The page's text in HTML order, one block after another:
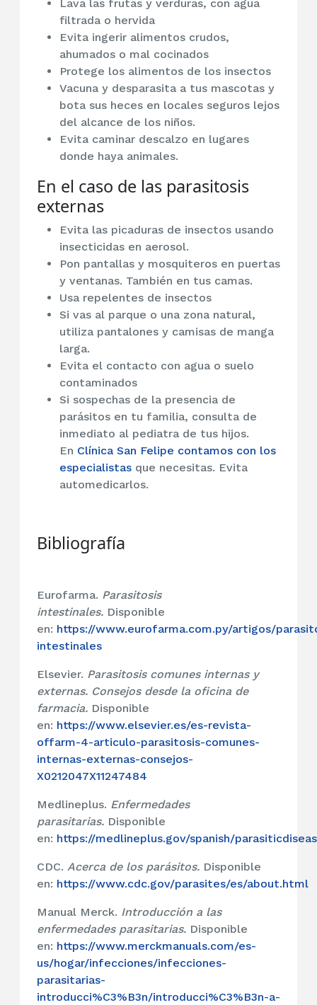
Lava las frutas y verduras, con agua
filtrada o hervida
Evita ingerir alimentos crudos,
ahumados o mal cocinados
Protege los alimentos de los insectos
Vacuna y desparasita a tus mascotas y
bota sus heces en locales seguros lejos
del alcance de los niños.
Evita caminar descalzo en lugares
donde haya animales.
En el caso de las parasitosis
externas
Evita las picaduras de insectos usando
insecticidas en aerosol.
Pon pantallas y mosquiteros en puertas
y ventanas. También en tus camas.
Usa repelentes de insectos
Si vas al parque o una zona natural,
utiliza pantalones y camisas de manga
larga.
Evita el contacto con agua o suelo
contaminados
Si sospechas de la presencia de
parásitos en tu familia, consulta de
inmediato al pediatra de tus hijos.
En Clínica San Felipe contamos con los
especialistas que necesitas. Evita
automedicarlos.
Bibliografía
Eurofarma. Parasitosis
intestinales. Disponible
en: https://www.eurofarma.com.py/artigos/
intestinales
Elsevier. Parasitosis comunes internas y
externas. Consejos desde la oficina de
farmacia. Disponible
en: https://www.elsevier.es/es-revista-
offarm-4-articulo-parasitosis-comunes-
internas-externas-consejos-
X0212047X11247484
Medlineplus. Enfermedades
parasitarias. Disponible
en: https://medlineplus.gov/spanish/
CDC. Acerca de los parásitos. Disponible
en: https://www.cdc.gov/parasites/es/about.html
Manual Merck. Introducción a las
enfermedades parasitarias. Disponible
en: https://www.merckmanuals.com/es-
us/hogar/infecciones/infecciones-
parasitarias-
introducci%C3%B3n/introducci%C3%B3n-a-